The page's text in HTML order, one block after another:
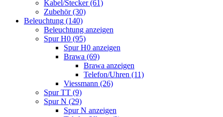
Kabel/Stecker (61)
Zubehör (30)
Beleuchtung (140)
Beleuchtung anzeigen
Spur H0 (95)
Spur H0 anzeigen
Brawa (69)
Brawa anzeigen
Telefon/Uhren (11)
Viessmann (26)
Spur TT (9)
Spur N (29)
Spur N anzeigen